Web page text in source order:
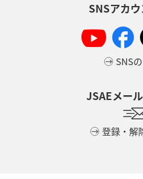
SNSアカ
SNS
JSAEメー
登録・解